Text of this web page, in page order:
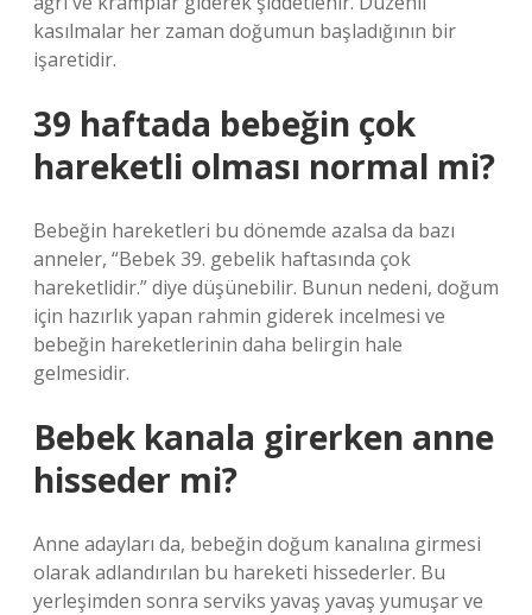
kasılmalar her zaman doğumun başladığının bir
işaretidir.
39 haftada bebeğin çok
hareketli olması normal mi?
Bebeğin hareketleri bu dönemde azalsa da bazı
anneler, “Bebek 39. gebelik haftasında çok
hareketlidir.” diye düşünebilir. Bunun nedeni, doğum
için hazırlık yapan rahmin giderek incelmesi ve
bebeğin hareketlerinin daha belirgin hale
gelmesidir.
Bebek kanala girerken anne
hisseder mi?
Anne adayları da, bebeğin doğum kanalına girmesi
olarak adlandırılan bu hareketi hissederler. Bu
yerleşimden sonra serviks yavaş yavaş yumuşar ve